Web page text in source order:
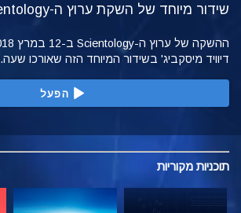
שידור מיוחד של השקת ערוץ ה-Scientology
דיוויד מיסקביג' בשידור המיוחד הזה שאורכו שעה.
הפעל
תוכניות מקוריות